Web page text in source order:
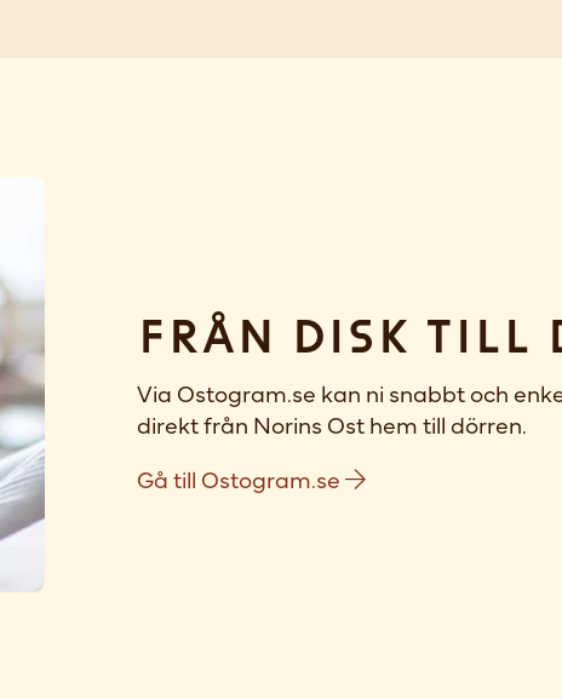
Från disk till
Via Ostogram.se kan ni snabbt och
direkt från Norins Ost hem till dörren.
Gå till Ostogram.se